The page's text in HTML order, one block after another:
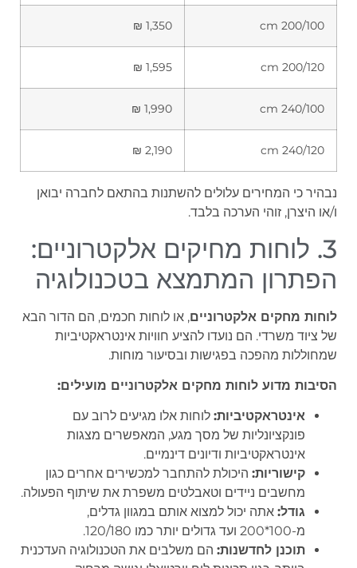
200/100 cm
1,350 ₪
200/120 cm
1,595 ₪
240/100 cm
1,990 ₪
240/120 cm
2,190 ₪
נבהיר כי המחירים עלולים להשתנות בהתאם לחברה יבואן
ו/או היצרן, זוהי הערכה בלבד.
3. לוחות מחיקים אלקטרוניים:
הפתרון המתמצא בטכנולוגיה
לוחות מחקים אלקטרוניים, או לוחות חכמים, הם הדור הבא
של ציוד משרדי. הם נועדו להציע חוויות אינטראקטיביות
שמחוללות מהפכה בפגישות ובסיעור מוחות.
הסיבות מדוע לוחות מחקים אלקטרוניים מועילים:
אינטראקטיביות: לוחות אלו מגיעים לרוב עם
פונקציונליות של מסך מגע, המאפשרים מצגות
אינטראקטיביות ודיונים דינמיים.
קישוריות: היכולת להתחבר למכשירים אחרים כגון
מחשבים ניידים וטאבלטים משפרת את שיתוף הפעולה.
גודל: אתה יכול למצוא אותם במגוון גדלים,
מ-100*200 ועד גדולים יותר כמו 120/180.
תוכנן לחדשנות: הם משלבים את הטכנולוגיה העדכנית